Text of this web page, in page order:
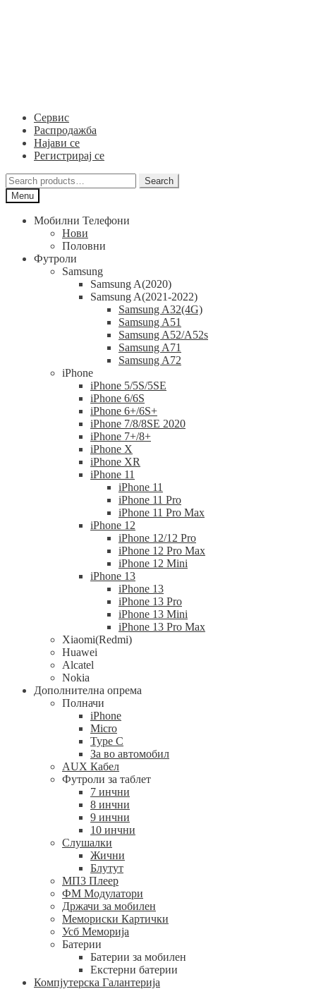
Сервис
Распродажба
Најави се
Регистрирај се
Search
for:
Search
Menu
Мобилни Телефони
Нови
Половни
Футроли
Samsung
Samsung A(2020)
Samsung A(2021-2022)
Samsung A32(4G)
Samsung A51
Samsung A52/A52s
Samsung A71
Samsung A72
iPhone
iPhone 5/5S/5SE
iPhone 6/6S
iPhone 6+/6S+
iPhone 7/8/8SE 2020
iPhone 7+/8+
iPhone X
iPhone XR
iPhone 11
iPhone 11
iPhone 11 Pro
iPhone 11 Pro Max
iPhone 12
iPhone 12/12 Pro
iPhone 12 Pro Max
iPhone 12 Mini
iPhone 13
iPhone 13
iPhone 13 Pro
iPhone 13 Mini
iPhone 13 Pro Max
Xiaomi(Redmi)
Huawei
Alcatel
Nokia
Дополнителна опрема
Полначи
iPhone
Micro
Type C
За во автомобил
AUX Кабел
Футроли за таблет
7 инчни
8 инчни
9 инчни
10 инчни
Слушалки
Жични
Блутут
МП3 Плеер
ФМ Модулатори
Држачи за мобилен
Мемориски Картички
Усб Меморија
Батерии
Батерии за мобилен
Екстерни батерии
Компјутерска Галантерија